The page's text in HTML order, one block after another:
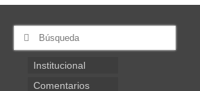
Buscar
Institucional
Comentarios